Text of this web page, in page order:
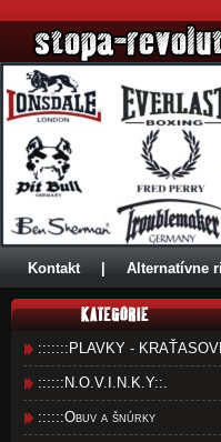
Kontakt Alternatívne
:::::::PLAVKY -
::::::N.O.V.I.N.K.Y::.
::::::Obuv a šnúrky